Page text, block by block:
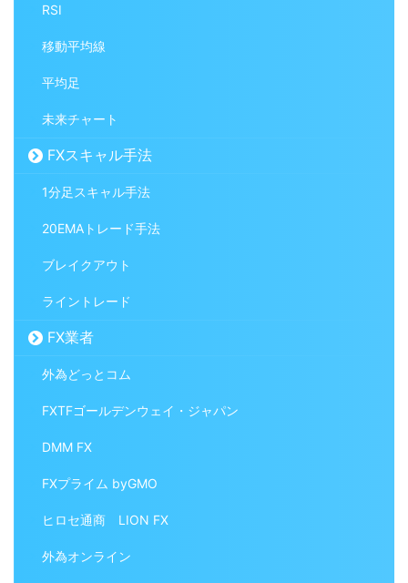
RSI
移動平均線
平均足
未来チャート
FXスキャル手法
1分足スキャル手法
20EMAトレード手法
ブレイクアウト
ライントレード
FX業者
外為どっとコム
FXTFゴールデンウェイ・ジャパン
DMM FX
FXプライム byGMO
ヒロセ通商 LION FX
外為オンライン